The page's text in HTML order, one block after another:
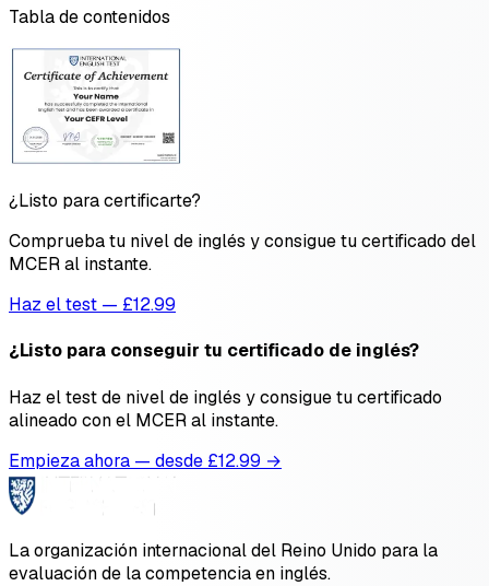
Tabla de contenidos
¿Listo para certificarte?
Comprueba tu nivel de inglés y consigue tu certificado del
MCER al instante.
Haz el test — £12.99
¿Listo para conseguir tu certificado de inglés?
Haz el test de nivel de inglés y consigue tu certificado
alineado con el MCER al instante.
Empieza ahora — desde £12.99 →
La organización internacional del Reino Unido para la
evaluación de la competencia en inglés.